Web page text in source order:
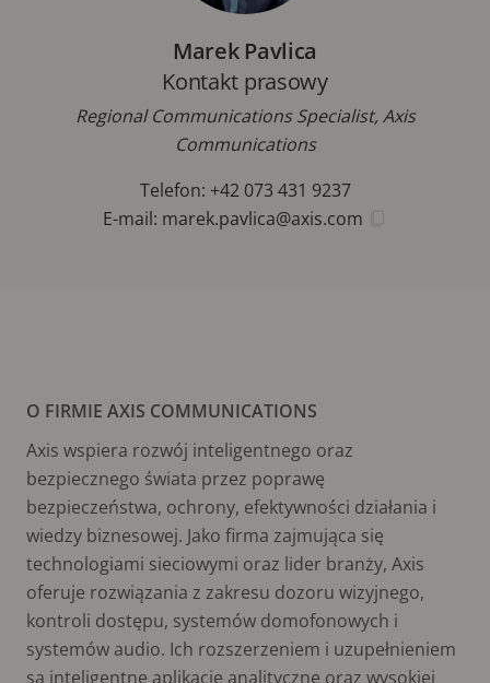
Marek Pavlica
Kontakt prasowy
Regional Communications Specialist, Axis
Communications
Telefon: +42 073 431 9237
E-mail: marek.pavlica@axis.com
O FIRMIE AXIS COMMUNICATIONS
Axis wspiera rozwój inteligentnego oraz
bezpiecznego świata przez poprawę
bezpieczeństwa, ochrony, efektywności działania i
wiedzy biznesowej. Jako firma zajmująca się
technologiami sieciowymi oraz lider branży, Axis
oferuje rozwiązania z zakresu dozoru wizyjnego,
kontroli dostępu, systemów domofonowych i
systemów audio. Ich rozszerzeniem i uzupełnieniem
są inteligentne aplikacje analityczne oraz wysokiej